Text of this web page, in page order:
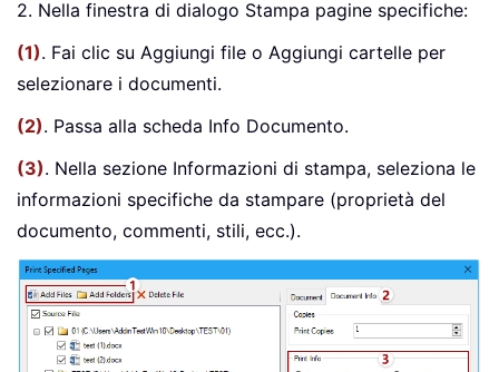
2. Nella finestra di dialogo Stampa pagine specifiche:
(1). Fai clic su Aggiungi file o Aggiungi cartelle per
selezionare i documenti.
(2). Passa alla scheda Info Documento.
(3). Nella sezione Informazioni di stampa, seleziona le
informazioni specifiche da stampare (proprietà del
documento, commenti, stili, ecc.).